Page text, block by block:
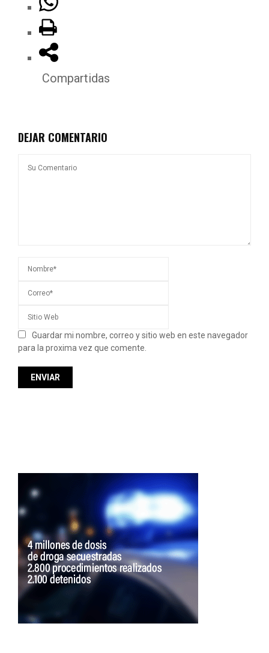
Compartidas
DEJAR COMENTARIO
Guardar mi nombre, correo y sitio web en este navegador
para la proxima vez que comente.